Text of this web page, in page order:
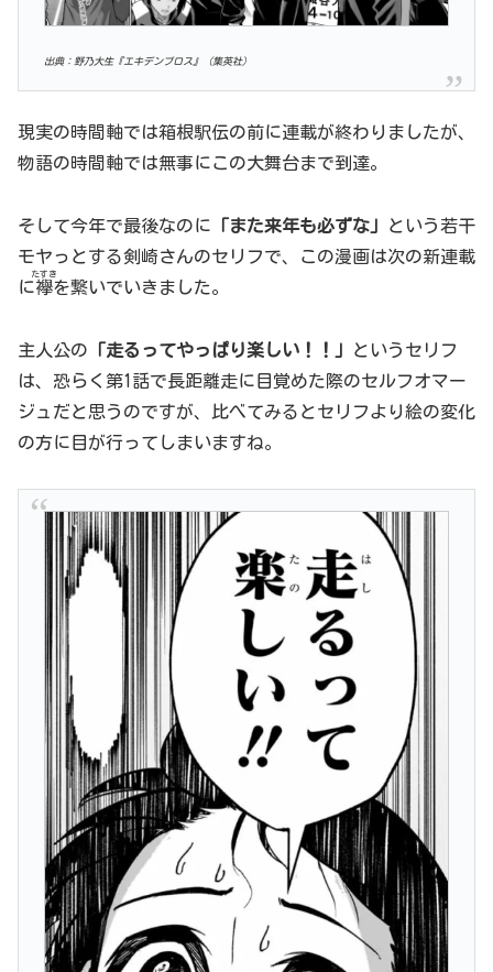
出典：野乃大生『エキデンブロス』（集英社）
現実の時間軸では箱根駅伝の前に連載が終わりましたが、
物語の時間軸では無事にこの大舞台まで到達。
そして今年で最後なのに 「また来年も必ずな」
という若干
モヤっとする剣崎さんのセリフで、この漫画は次の新連載
に襷
たすき
を繋いでいきました。
主人公の 「走るってやっぱり楽しい！！」
というセリフ
は、恐らく第1話で長距離走に目覚めた際のセルフオマー
ジュだと思うのですが、比べてみるとセリフより絵の変化
の方に目が行ってしまいますね。